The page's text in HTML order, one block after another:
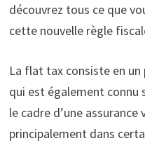
découvrez tous ce que
cette nouvelle règle
La flat tax consiste en
qui est également connu
le cadre d’une assurance
principalement dans